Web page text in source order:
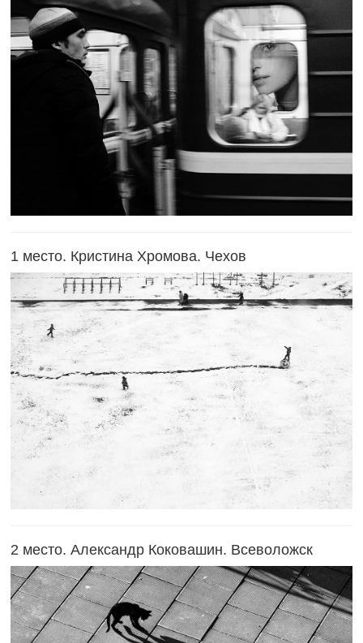
1 место. Кристина Хромова. Чехов
2 место. Александр Коковашин. Всеволожск